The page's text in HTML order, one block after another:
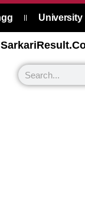
University